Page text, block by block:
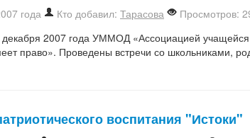
года Кто добавил: Тарасова
Просмотров:
2007 года УММОД «Ассоциацией
право». Проведены встречи со школьниками,
воспитания "Истоки"